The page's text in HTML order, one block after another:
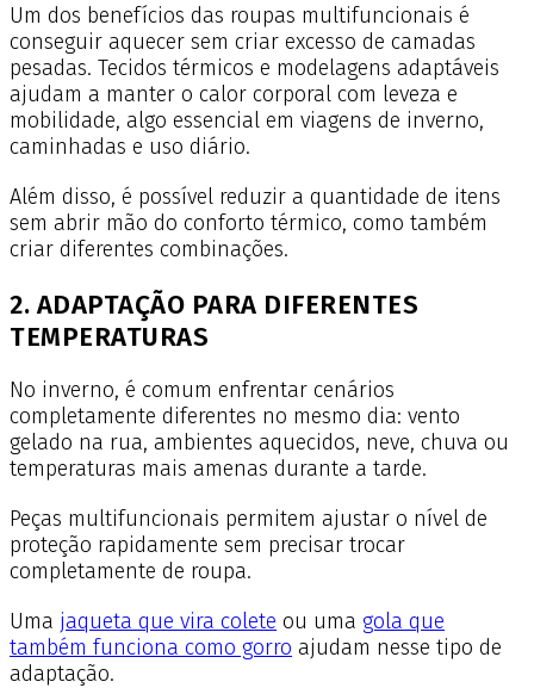
Um dos benefícios das roupas multifuncionais é
conseguir aquecer sem criar excesso de camadas
pesadas. Tecidos térmicos e modelagens adaptáveis
ajudam a manter o calor corporal com leveza e
mobilidade, algo essencial em viagens de inverno,
caminhadas e uso diário.
Além disso, é possível reduzir a quantidade de itens
sem abrir mão do conforto térmico, como também
criar diferentes combinações.
2. ADAPTAÇÃO PARA DIFERENTES
TEMPERATURAS
No inverno, é comum enfrentar cenários
completamente diferentes no mesmo dia: vento
gelado na rua, ambientes aquecidos, neve, chuva ou
temperaturas mais amenas durante a tarde.
Peças multifuncionais permitem ajustar o nível de
proteção rapidamente sem precisar trocar
completamente de roupa.
Uma jaqueta que vira colete ou uma gola que
também funciona como gorro ajudam nesse tipo de
adaptação.